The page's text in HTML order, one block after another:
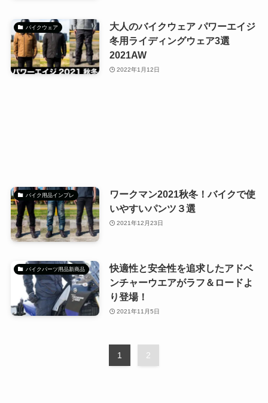
バイクウェア
大人のバイクウェア パワーエイジ
冬用ライディングウェア3選
2021AW
2022年1月12日
バイク用品インプレ
ワークマン2021秋冬！バイクで使
いやすいパンツ３選
2021年12月23日
バイクパーツ用品新商品
快適性と安全性を追求したアドベ
ンチャーウエアがラフ＆ロードよ
り登場！
2021年11月5日
1 2